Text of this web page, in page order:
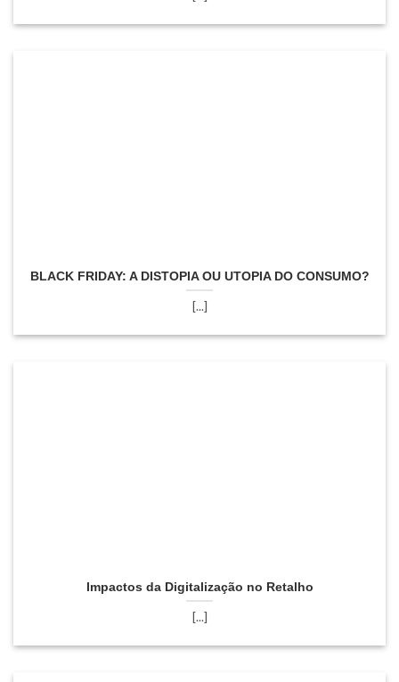
BLACK FRIDAY: A DISTOPIA OU UTOPIA DO CONSUMO?
[...]
Impactos da Digitalização no Retalho
[...]